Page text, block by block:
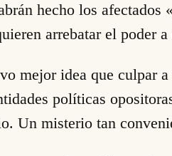
hecho los afectados
arrebatar el poder
mejor idea que culpar
políticas
Un misterio tan